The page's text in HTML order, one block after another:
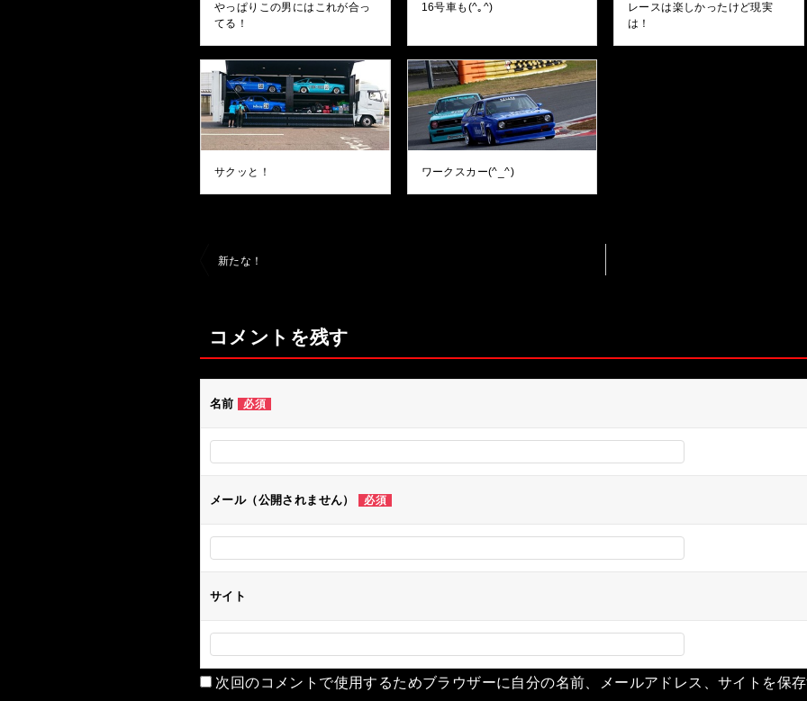
やっぱりこの男にはこれが合っ
てる！
16号車も(^｡^)
レースは楽しかったけど現実
は！
サクッと！ ワークスカー(^_^)
投
ビ
ー
ョ
新たな！
コメントを残す
名前 必須
メール（公開されません） 必須
サイト
次回のコメントで使用するためブラウザーに自分の名前、メールアドレス、サイトを保